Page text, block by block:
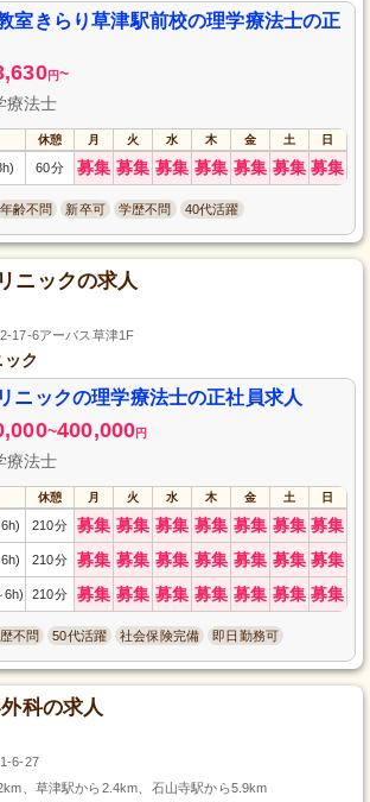
室きらり草津駅前校の理学療法士の正
円~
療法士
休憩 月 火 水 木 金 土 日
60分 募集 募集 募集 募集 募集 募集 募集
年齢不問 新卒可 学歴不問 40代活躍
ニックの求人
17-6アーバス草津1F
ク
ニックの理学療法士の正社員求人
~400,000円
療法士
休憩 月 火 水 木 金 土 日
6h) 210分 募集 募集 募集 募集 募集 募集 募集
6h) 210分 募集 募集 募集 募集 募集 募集 募集
6h) 210分 募集 募集 募集 募集 募集 募集 募集
不問 50代活躍 社会保険完備 即日勤務可
科の求人
6-27
、草津駅から2.4km、石山寺駅から5.9km